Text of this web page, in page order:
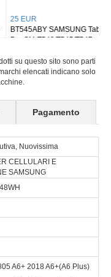
SAMSUNG Tab Active
T540/T545/T547
su questo sito sono parti
elencati indicano solo
Pagamento
Nuovissima
CELLULARI E
SAMSUNG
A6+ 2018 A6+(A6 Plus)